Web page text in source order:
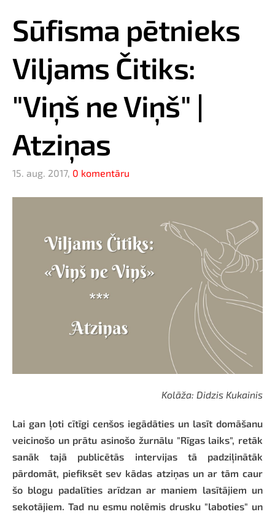
Sūfisma pētnieks
Viljams Čitiks:
"Viņš ne Viņš" |
Atziņas
15. aug. 2017, 0 komentāru
Kolāža: Didzis Kukainis
Lai gan ļoti cītīgi cenšos iegādāties un lasīt domāšanu
veicinošo un prātu asinošo žurnālu "Rīgas laiks", retāk
sanāk tajā publicētās intervijas tā padziļinātāk
pārdomāt, piefiksēt sev kādas atziņas un ar tām caur
šo blogu padalīties arīdzan ar maniem lasītājiem un
sekotājiem. Tad nu esmu nolēmis drusku "laboties" un